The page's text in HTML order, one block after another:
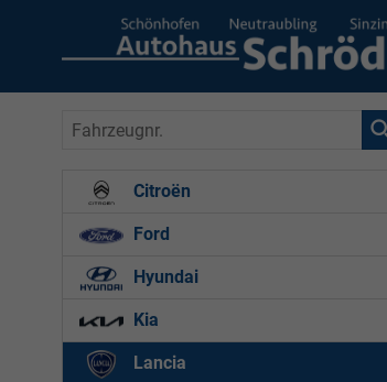
Fahrzeugnr.
Citroën
Ford
Hyundai
Kia
Lancia